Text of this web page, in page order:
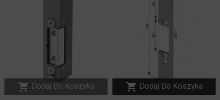
 Dodaj Do Koszyka  Dodaj Do Koszyka